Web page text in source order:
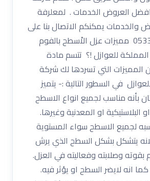
العروض الخدمات . لمعلرفة
والخدمات يمكنكم الاتصال بنا على
الرقم . 0533334179 مميزات عزل الاْسطح بالفوم
للعوازل !؟ تتسم مادة
المميزات التي تسردها لك شركة
في السطور التالية :- يتميز
بأنه مناسب لجميع انواع الاسطح
البلاستيكية او المعدنية وغيرها.
لجميع الاسطح سواء المستوية
يتشكل بشكل السطح الذي يرش
بقوته وصلابته وفعاليته في العزل.
انه لايضر السطح او يؤثر فيه.